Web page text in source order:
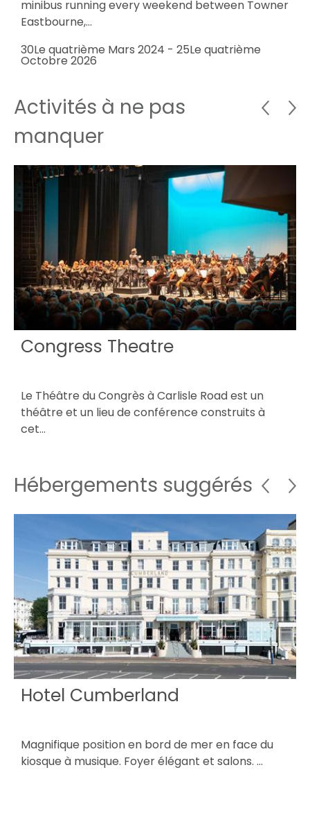
minibus running every weekend between Towner
Eastbourne,…
30Le quatrième Mars 2024 - 25Le quatrième
Octobre 2026
Activités à ne pas
manquer
Congress Theatre
Le Théâtre du Congrès à Carlisle Road est un
théâtre et un lieu de conférence construits à
cet…
Hébergements suggérés
Hotel Cumberland
Magnifique position en bord de mer en face du
kiosque à musique. Foyer élégant et salons. …